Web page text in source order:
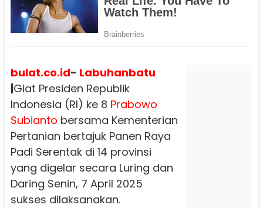
bulat.co.id- Labuhanbatu
Giat Presiden Republik
Indonesia (RI) ke 8 Prabowo
Subianto bersama Kementerian
Pertanian bertajuk Panen Raya
Padi Serentak di 14 provinsi
yang digelar secara Luring dan
Daring Senin, 7 April 2025
sukses dilaksanakan.